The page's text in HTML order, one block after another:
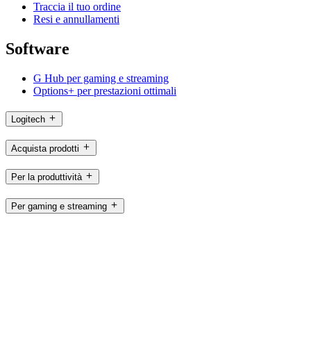
Traccia il tuo ordine
Resi e annullamenti
Software
G Hub per gaming e streaming
Options+ per prestazioni ottimali
Logitech
Acquista prodotti
Per la produttività
Per gaming e streaming